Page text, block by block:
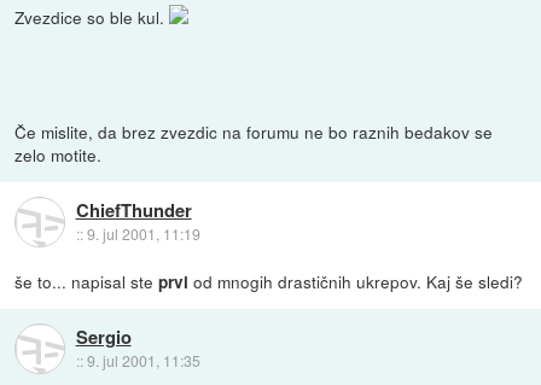
Zvezdice so ble kul.
Če mislite, da brez zvezdic na forumu ne bo raznih bedakov se
zelo motite.
ChiefThunder
::9. jul 2001, 11:19
še to... napisal steprvi od mnogih drastičnih ukrepov. Kaj še sledi?
Sergio
::9. jul 2001, 11:35